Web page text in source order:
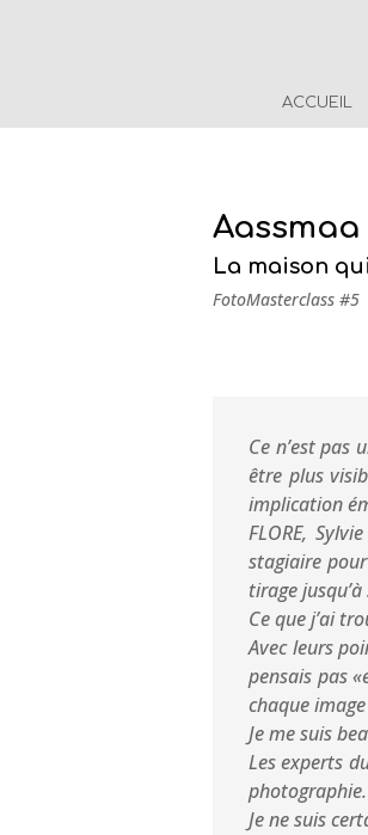
ACCUEIL
La maison
FotoMasterclass #5
Ce n’est pas
être plus
implication
FLORE,
stagiaire
tirage
Ce que j’ai
Avec leurs
pensais pas
chaque
Je me suis
Les experts
photographie.
Je ne suis